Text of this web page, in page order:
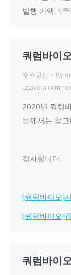
발행 가액: 1
쿼럼바이
주주공간 By
Leave a
2020년 쿼럼
들께서는 참
감사합니다.
[쿼럼바이오]
[쿼럼바이오]
쿼럼바이